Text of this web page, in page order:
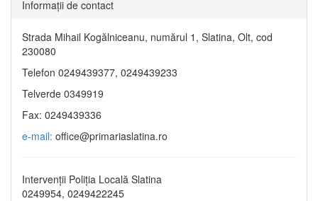
Informaţii de contact
Strada Mihail Kogălniceanu, numărul 1, Slatina, Olt, cod
230080
Telefon 0249439377, 0249439233
Telverde 0349919
Fax: 0249439336
e-mail: office@primariaslatina.ro
Intervenții Poliția Locală Slatina
0249954, 0249422245